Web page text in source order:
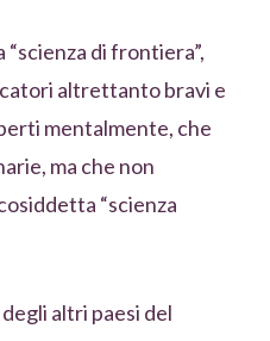
di frontiera”,
altrettanto bravi e
mentalmente, che
ma che non
“scienza
altri paesi del